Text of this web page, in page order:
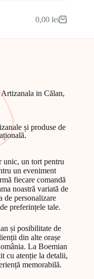
0,00lei
in Călan,
și produse de
unic, un tort pentru
un eveniment
fiecare comandă
noastră variată de
de personalizare
preferințele tale.
și posibilitate de
din alte orașe
La Boemian
cu atenție la detalii,
memorabilă.